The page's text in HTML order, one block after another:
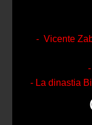
- Vicente
- La dinastia